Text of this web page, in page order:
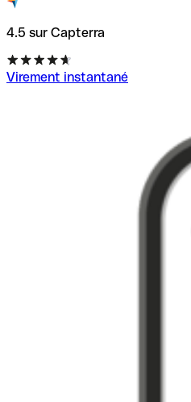
4.5 sur Capterra
Virement instantané